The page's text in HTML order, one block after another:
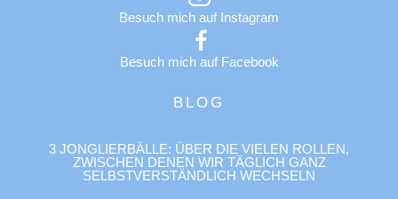
Besuch mich auf Instagram
Besuch mich auf Facebook
BLOG
3 JONGLIERBÄLLE: ÜBER DIE VIELEN ROLLEN,
ZWISCHEN DENEN WIR TÄGLICH GANZ
SELBSTVERSTÄNDLICH WECHSELN